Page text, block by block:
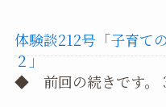
体験談212号「子育て
２」
◆ 前回の続きです。